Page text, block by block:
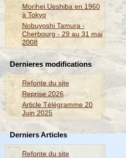
Morihei Ueshiba en 1960
à Tokyo
Nobuyoshi Tamura -
Cherbourg - 29 au 31 mai
2008
Dernieres modifications
Refonte du site
Reprise 2026
Article Télégramme 20
Juin 2025
Derniers Articles
Refonte du site